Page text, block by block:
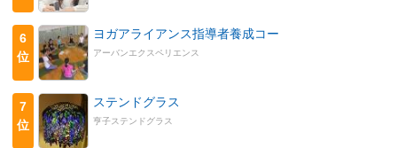
6
位
ヨガアライアンス指導者養成コー
アーバンエクスペリエンス
7
位
ステンドグラス
亨子ステンドグラス